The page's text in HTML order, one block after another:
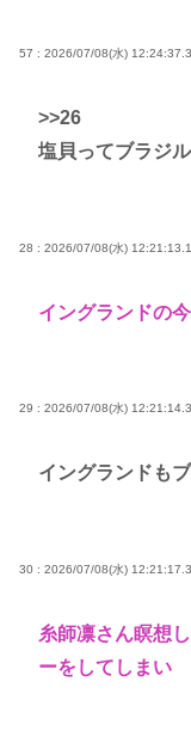
57 : 2026/07/08(水)
>>26
塩貝ってブラジ
28 : 2026/07/08(水)
イングランドの
29 : 2026/07/08(水)
イングランドも
30 : 2026/07/08(水)
糸師凛さん瞑想
ーをしてしまい